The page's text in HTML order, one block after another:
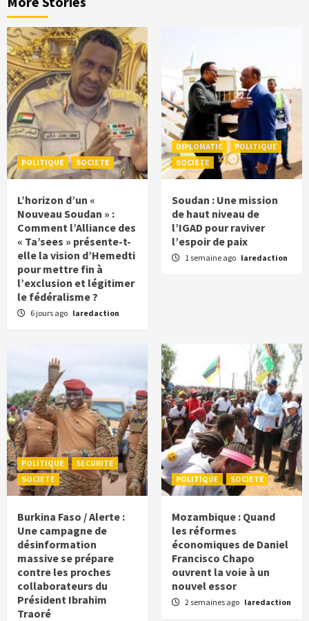
POLITIQUE SOCIETE
L’horizon d’un «
Nouveau Soudan » :
Comment l’Alliance des
« Ta’sees » présente-t-
elle la vision d’Hemedti
pour mettre fin à
l’exclusion et légitimer
le fédéralisme ?
6 jours ago laredaction
DIPLOMATIE
POLITIQUE
SOCIETE
Soudan : Une mission
de haut niveau de
l’IGAD pour raviver
l’espoir de paix
1 semaine ago laredaction
POLITIQUE
SECURITE
SOCIETE
Burkina Faso / Alerte :
Une campagne de
désinformation
massive se prépare
contre les proches
collaborateurs du
Président Ibrahim
Traoré
POLITIQUE SOCIETE
Mozambique : Quand
les réformes
économiques de Daniel
Francisco Chapo
ouvrent la voie à un
nouvel essor
2 semaines ago laredaction